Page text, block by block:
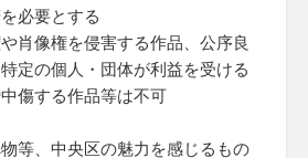
必要とする
肖像権を侵害する作品、公序良
定の個人・団体が利益を受ける
傷する作品等は不可
等、中央区の魅力を感じるもの